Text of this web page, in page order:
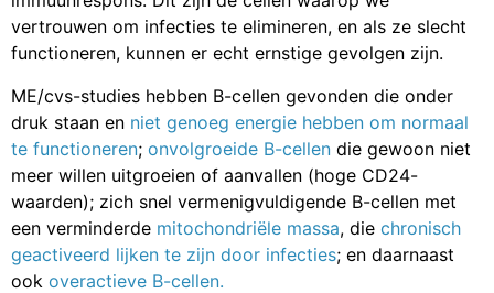
vertrouwen om infecties te elimineren, en als ze slecht
functioneren, kunnen er echt ernstige gevolgen zijn.
ME/cvs-studies hebben B-cellen gevonden die onder
druk staan en niet genoeg energie hebben om normaal
te functioneren; onvolgroeide B-cellen die gewoon niet
meer willen uitgroeien of aanvallen (hoge CD24-
waarden); zich snel vermenigvuldigende B-cellen met
een verminderde mitochondriële massa, die chronisch
geactiveerd lijken te zijn door infecties; en daarnaast
ook overactieve B-cellen.